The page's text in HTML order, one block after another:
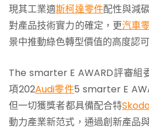
現其工業適斯柯達零件配性與減
對產品技術實力的確定，更汽車
景中推動綠色轉型價值的高度認
The smarter E AWARD評審組
項202Audi零件5 smarter E
但一切獲獎者都具備配合特
動力產業新范式，通過創新產品